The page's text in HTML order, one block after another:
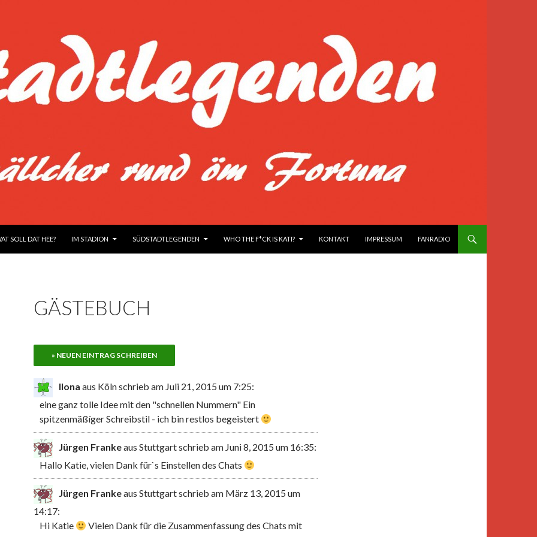
SOLL DAT HEE?
IM STADION SÜDSTADTLEGENDEN WHO THE F*CK IS KATI? KONTAKT IMPRESSUM FANRADIO
GÄSTEBUCH
Ilona aus Kölnschrieb am Juli 21, 2015 um 7:25:
eine ganz tolle Idee mit den "schnellen Nummern" Ein
spitzenmäßíger Schreibstil - ich bin restlos begeistert
Jürgen Frankeaus Stuttgartschrieb am Juni 8, 2015 um 16:35:
Hallo Katie, vielen Dank für`s Einstellen des Chats
Jürgen Frankeaus Stuttgartschrieb am März 13, 2015 um
14:17:
Hi Katie
Vielen Dank für die Zusammenfassung des Chats mit